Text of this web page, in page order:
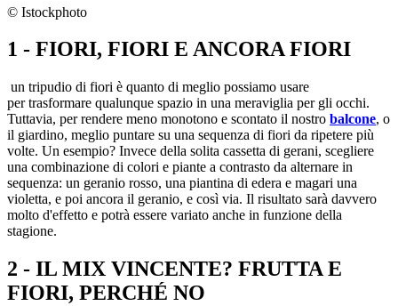
© Istockphoto
1 - FIORI, FIORI E ANCORA FIORI
un tripudio di fiori è quanto di meglio possiamo usare
per trasformare qualunque spazio in una meraviglia per gli occhi.
Tuttavia, per rendere meno monotono e scontato il nostro balcone, o
il giardino, meglio puntare su una sequenza di fiori da ripetere più
volte. Un esempio? Invece della solita cassetta di gerani, scegliere
una combinazione di colori e piante a contrasto da alternare in
sequenza: un geranio rosso, una piantina di edera e magari una
violetta, e poi ancora il geranio, e così via. Il risultato sarà davvero
molto d'effetto e potrà essere variato anche in funzione della
stagione.
2 - IL MIX VINCENTE? FRUTTA E
FIORI, PERCHÉ NO